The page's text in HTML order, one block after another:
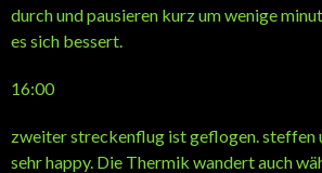
durch und pausieren kurz um wenige
es sich bessert.
16:00
zweiter streckenflug ist geflogen. steffen
sehr happy. Die Thermik wandert auch